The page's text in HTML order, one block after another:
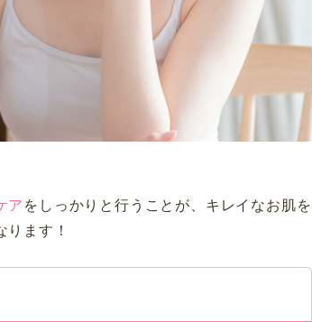
ア をしっかりと行うことが、キレイなお肌を
ります！